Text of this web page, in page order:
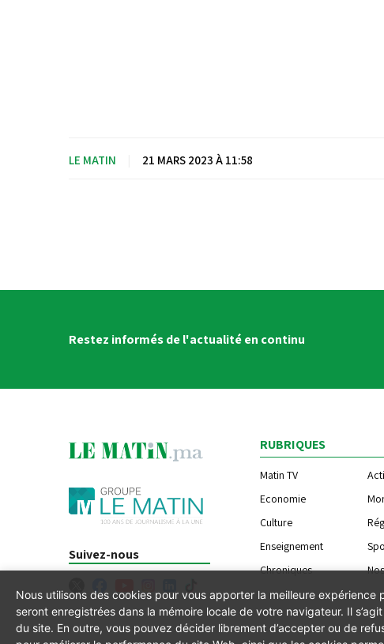
LE MATIN 21 MARS 2023 À 11:58
Restez informés de l'actualité en continu
Suivez-nous
RUBRIQUES
Matin TV
Economie
Culture
Enseignement
Chroniques
Nous utilisons des cookies pour vous apporter la meilleure
seront enregistrées dans la mémoire locale de votre navigateur. Il
du site. En outre, vous pouvez décider librement d’accepter ou de